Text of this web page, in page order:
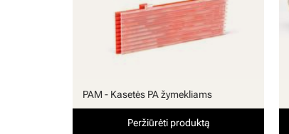
PAM - Kasetės PA žymekliams
Peržiūrėti produktą